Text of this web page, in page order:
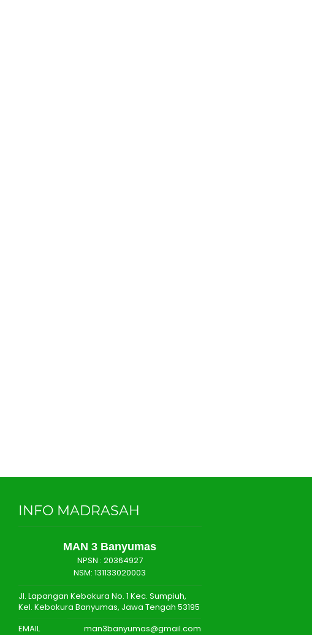
INFO MADRASAH
MAN 3 Banyumas
NPSN : 20364927
NSM: 131133020003
Jl. Lapangan Kebokura No. 1 Kec. Sumpiuh,
Kel. Kebokura Banyumas, Jawa Tengah 53195
EMAIL
man3banyumas@gmail.com